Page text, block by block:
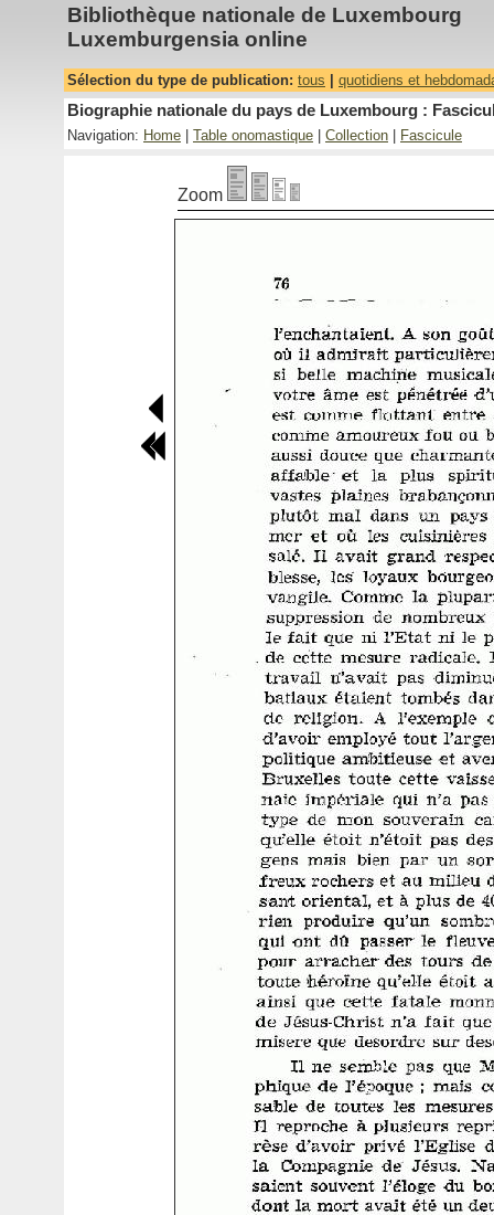
Bibliothèque nationale de Luxembourg
Luxemburgensia online
Sélection du type de publication: tous quotidiens et
Biographie nationale du pays de Luxembourg :
Navigation: Home Table onomastique Collection Fascicule
Zoom